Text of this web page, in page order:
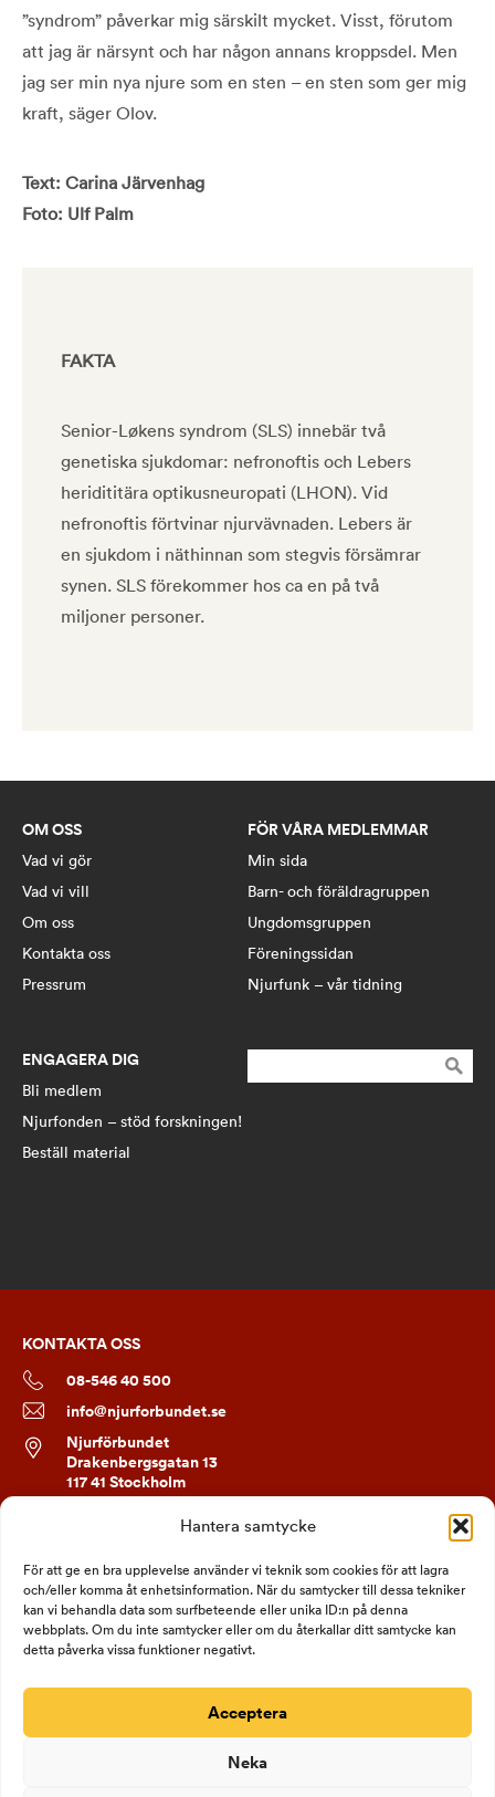
Hantera samtycke
För att ge en bra upplevelse använder vi teknik som cookies för att lagra
och/eller komma åt enhetsinformation. När du samtycker till dessa tekniker
kan vi behandla data som surfbeteende eller unika ID:n på denna
webbplats. Om du inte samtycker eller om du återkallar ditt samtycke kan
detta påverka vissa funktioner negativt.
Acceptera
Neka
”syndrom” påverkar mig särskilt mycket. Visst, förutom
att jag är närsynt och har någon annans kroppsdel. Men
jag ser min nya njure som en sten – en sten som ger mig
kraft, säger Olov.
Text: Carina Järvenhag
Foto: Ulf Palm
FAKTA
Senior-Løkens syndrom (SLS) innebär två
genetiska sjukdomar: nefronoftis och Lebers
heridititära optikusneuropati (LHON). Vid
nefronoftis förtvinar njurvävnaden. Lebers är
en sjukdom i näthinnan som stegvis försämrar
synen. SLS förekommer hos ca en på två
miljoner personer.
OM OSS
Vad vi gör
Vad vi vill
Om oss
Kontakta oss
Pressrum
ENGAGERA DIG
Bli medlem
Njurfonden – stöd forskningen!
Beställ material
FÖR VÅRA MEDLEMMAR
Min sida
Barn- och föräldragruppen
Ungdomsgruppen
Föreningssidan
Njurfunk – vår tidning
efter:
KONTAKTA OSS
08-546 40 500
info@njurforbundet.se
Njurförbundet
Drakenbergsgatan 13
117 41 Stockholm